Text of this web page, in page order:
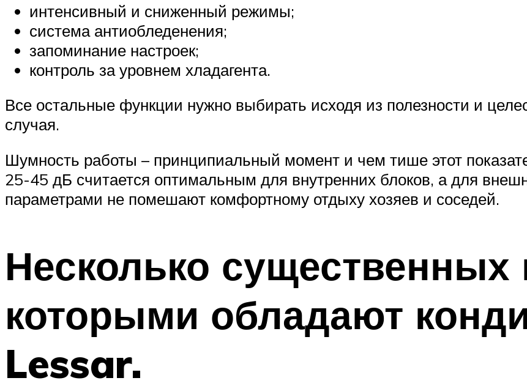
интенсивный и сниженный режимы;
система антиобледенения;
запоминание настроек;
контроль за уровнем хладагента.
Все остальные функции нужно выбирать исходя из полезности и
случая.
Шумность работы – принципиальный момент и чем тише этот
25-45 дБ считается оптимальным для внутренних блоков, а для
параметрами не помешают комфортному отдыху хозяев и соседей.
Несколько
которыми обладают
Lessar.